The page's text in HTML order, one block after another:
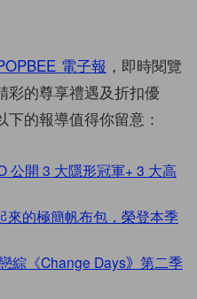
電子報 ，即時閱覽
彩的尊享禮遇及折扣優
的報導值得你留意：
公開 3 大隱形冠軍+ 3 大高
來的極簡帆布包，榮登本季
綜《Change Days》第二季